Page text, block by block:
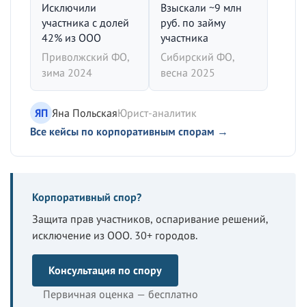
Исключили
участника с долей
42% из ООО
Приволжский ФО,
зима 2024
Взыскали ~9 млн
руб. по займу
участника
Сибирский ФО,
весна 2025
ЯП Яна ПольскаяЮрист-аналитик
Все кейсы по корпоративным спорам →
Корпоративный спор?
Защита прав участников, оспаривание решений,
исключение из ООО. 30+ городов.
Консультация по спору
Первичная оценка — бесплатно